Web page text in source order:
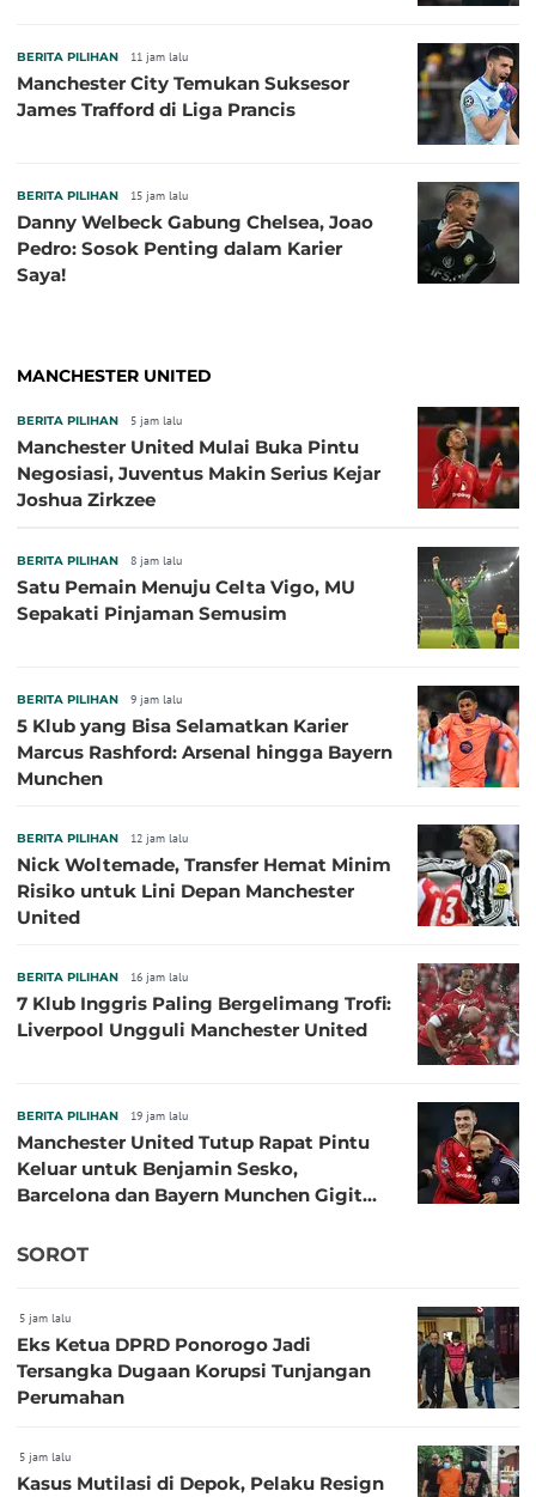
BERITA PILIHAN 11 jam lalu
Manchester City Temukan Suksesor
James Trafford di Liga Prancis
BERITA PILIHAN 15 jam lalu
Danny Welbeck Gabung Chelsea, Joao
Pedro: Sosok Penting dalam Karier
Saya!
MANCHESTER UNITED
BERITA PILIHAN 5 jam lalu
Manchester United Mulai Buka Pintu
Negosiasi, Juventus Makin Serius Kejar
Joshua Zirkzee
BERITA PILIHAN 8 jam lalu
Satu Pemain Menuju Celta Vigo, MU
Sepakati Pinjaman Semusim
BERITA PILIHAN 9 jam lalu
5 Klub yang Bisa Selamatkan Karier
Marcus Rashford: Arsenal hingga Bayern
Munchen
BERITA PILIHAN 12 jam lalu
Nick Woltemade, Transfer Hemat Minim
Risiko untuk Lini Depan Manchester
United
BERITA PILIHAN 16 jam lalu
7 Klub Inggris Paling Bergelimang Trofi:
Liverpool Ungguli Manchester United
BERITA PILIHAN 19 jam lalu
Manchester United Tutup Rapat Pintu
Keluar untuk Benjamin Sesko,
Barcelona dan Bayern Munchen Gigit
SOROT
5 jam lalu
Eks Ketua DPRD Ponorogo Jadi
Tersangka Dugaan Korupsi Tunjangan
Perumahan
5 jam lalu
Kasus Mutilasi di Depok, Pelaku Resign